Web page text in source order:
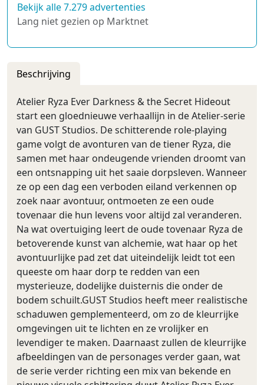
Bekijk alle 7.279 advertenties
Lang niet gezien op Marktnet
Beschrijving
Atelier Ryza Ever Darkness & the Secret Hideout
start een gloednieuwe verhaallijn in de Atelier-serie
van GUST Studios. De schitterende role-playing
game volgt de avonturen van de tiener Ryza, die
samen met haar ondeugende vrienden droomt van
een ontsnapping uit het saaie dorpsleven. Wanneer
ze op een dag een verboden eiland verkennen op
zoek naar avontuur, ontmoeten ze een oude
tovenaar die hun levens voor altijd zal veranderen.
Na wat overtuiging leert de oude tovenaar Ryza de
betoverende kunst van alchemie, wat haar op het
avontuurlijke pad zet dat uiteindelijk leidt tot een
queeste om haar dorp te redden van een
mysterieuze, dodelijke duisternis die onder de
bodem schuilt.GUST Studios heeft meer realistische
schaduwen gemplementeerd, om zo de kleurrijke
omgevingen uit te lichten en ze vrolijker en
levendiger te maken. Daarnaast zullen de kleurrijke
afbeeldingen van de personages verder gaan, wat
de serie verder richting een mix van bekende en